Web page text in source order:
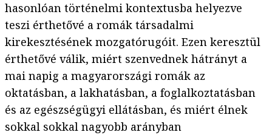
hasonlóan történelmi kontextusba helyezve
teszi érthetővé a romák társadalmi
kirekesztésének mozgatórugóit. Ezen keresztül
érthetővé válik, miért szenvednek hátrányt a
mai napig a magyarországi romák az
oktatásban, a lakhatásban, a foglalkoztatásban
és az egészségügyi ellátásban, és miért élnek
sokkal sokkal nagyobb arányban